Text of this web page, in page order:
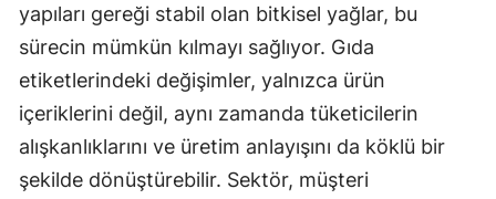
yapıları gereği stabil olan bitkisel yağlar, bu
sürecin mümkün kılmayı sağlıyor. Gıda
etiketlerindeki değişimler, yalnızca ürün
içeriklerini değil, aynı zamanda tüketicilerin
alışkanlıklarını ve üretim anlayışını da köklü bir
şekilde dönüştürebilir. Sektör, müşteri